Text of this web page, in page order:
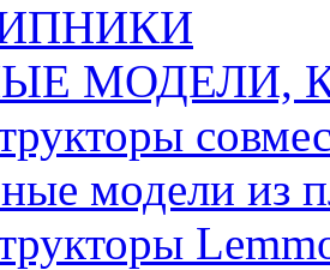
МОДЕЛИ,
модели из